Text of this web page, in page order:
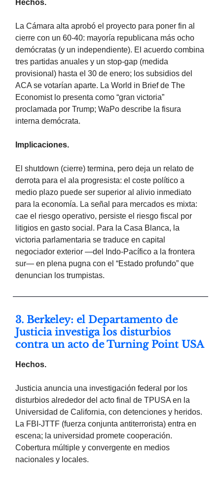
Hechos.
La Cámara alta aprobó el proyecto para poner fin al
cierre con un 60-40: mayoría republicana más ocho
demócratas (y un independiente). El acuerdo combina
tres partidas anuales y un stop-gap (medida
provisional) hasta el 30 de enero; los subsidios del
ACA se votarían aparte. La World in Brief de The
Economist lo presenta como “gran victoria”
proclamada por Trump; WaPo describe la fisura
interna demócrata.
Implicaciones.
El shutdown (cierre) termina, pero deja un relato de
derrota para el ala progresista: el coste político a
medio plazo puede ser superior al alivio inmediato
para la economía. La señal para mercados es mixta:
cae el riesgo operativo, persiste el riesgo fiscal por
litigios en gasto social. Para la Casa Blanca, la
victoria parlamentaria se traduce en capital
negociador exterior —del Indo-Pacífico a la frontera
sur— en plena pugna con el “Estado profundo” que
denuncian los trumpistas.
3. Berkeley: el Departamento de
Justicia investiga los disturbios
contra un acto de Turning Point USA
Hechos.
Justicia anuncia una investigación federal por los
disturbios alrededor del acto final de TPUSA en la
Universidad de California, con detenciones y heridos.
La FBI-JTTF (fuerza conjunta antiterrorista) entra en
escena; la universidad promete cooperación.
Cobertura múltiple y convergente en medios
nacionales y locales.